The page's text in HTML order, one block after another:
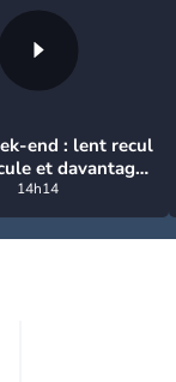
end : lent recul
et davantage
14h14